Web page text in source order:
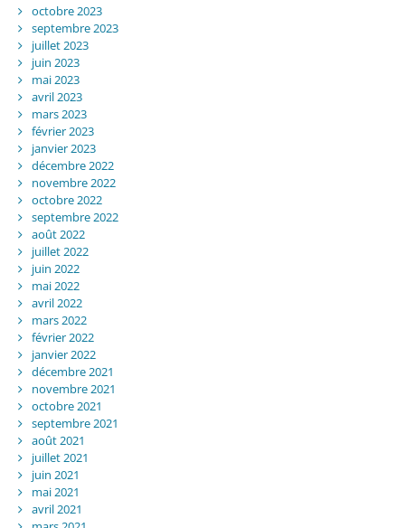
octobre 2023
septembre 2023
juillet 2023
juin 2023
mai 2023
avril 2023
mars 2023
février 2023
janvier 2023
décembre 2022
novembre 2022
octobre 2022
septembre 2022
août 2022
juillet 2022
juin 2022
mai 2022
avril 2022
mars 2022
février 2022
janvier 2022
décembre 2021
novembre 2021
octobre 2021
septembre 2021
août 2021
juillet 2021
juin 2021
mai 2021
avril 2021